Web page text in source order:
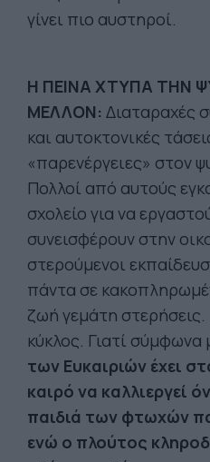
γίνει πιο αυστηροί.
Η ΠΕΙΝΑ ΧΤΥΠΑ ΤΗΝ
ΜΕΛΛΟΝ: Διαταραχές
και αυτοκτονικές
«παρενέργειες» στον
Πολλοί από αυτούς
σχολείο για να
συνεισφέρουν στην
στερούμενοι
πάντα σε
ζωή γεμάτη στερήσεις.
κύκλος. Γιατί σύμφωνα
των Ευκαιριών έχει
καιρό να καλλιεργεί
παιδιά των φτωχών
ενώ ο πλούτος